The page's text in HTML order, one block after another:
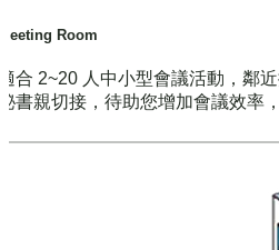
Room
合 2~20 人中小型會議活動，鄰
書親切接，待助您增加會議效率